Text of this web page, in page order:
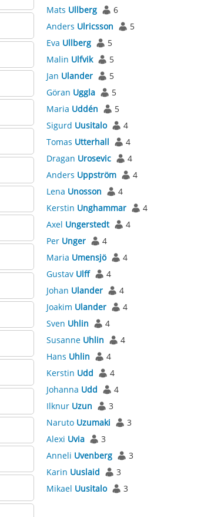
Mats Ullberg
6
Anders Ulricsson
5
Eva Ullberg
5
Malin Ulfvik
5
Jan Ulander
5
Göran Uggla
5
Maria Uddén
5
Sigurd Uusitalo
4
Tomas Utterhall
4
Dragan Urosevic
4
Anders Uppström
4
Lena Unosson
4
Kerstin Unghammar
4
Axel Ungerstedt
4
Per Unger
4
Maria Umensjö
4
Gustav Ulff
4
Johan Ulander
4
Joakim Ulander
4
Sven Uhlin
4
Susanne Uhlin
4
Hans Uhlin
4
Kerstin Udd
4
Johanna Udd
4
Ilknur Uzun
3
Naruto Uzumaki
3
Alexi Uvia
3
Anneli Uvenberg
3
Karin Uuslaid
3
Mikael Uusitalo 3